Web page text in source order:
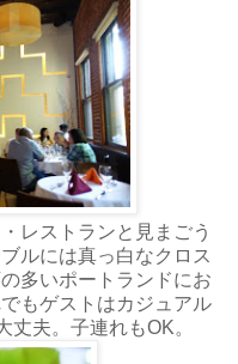
レストランと見まごう
ルには真っ白なクロス
多いポートランドにお
もゲストはカジュアル
夫。子連れもOK。